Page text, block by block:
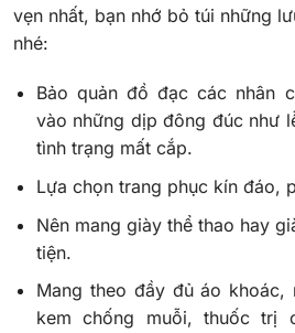
vẹn nhất, bạn nhớ bỏ túi những
nhé:
Bảo quản đồ đạc các nhân
vào những dịp đông đúc như
tình trạng mất cắp.
Lựa chọn trang phục kín đáo,
Nên mang giày thể thao hay
tiện.
Mang theo đầy đủ áo khoác,
kem chống muỗi, thuốc trị